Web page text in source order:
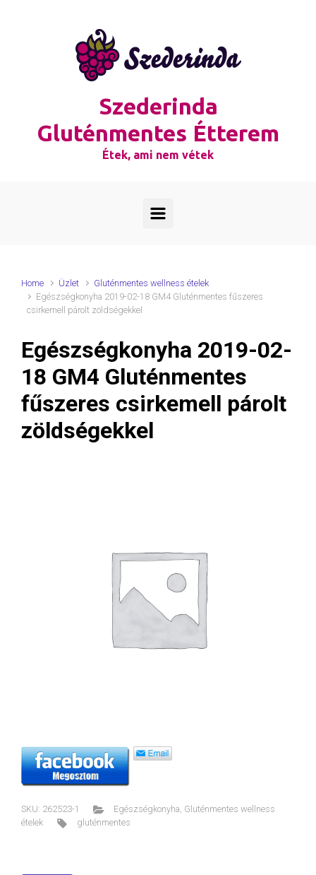
Szederinda
Gluténmentes Étterem
Étek, ami nem vétek
Home Üzlet
Gluténmentes wellness ételek
Egészségkonyha 2019-02-18 GM4 Gluténmentes fűszeres
csirkemell párolt zöldségekkel
Egészségkonyha 2019-02-
18 GM4 Gluténmentes
fűszeres csirkemell párolt
zöldségekkel
SKU: 262523-1 Egészségkonyha, Gluténmentes wellness
ételek
gluténmentes